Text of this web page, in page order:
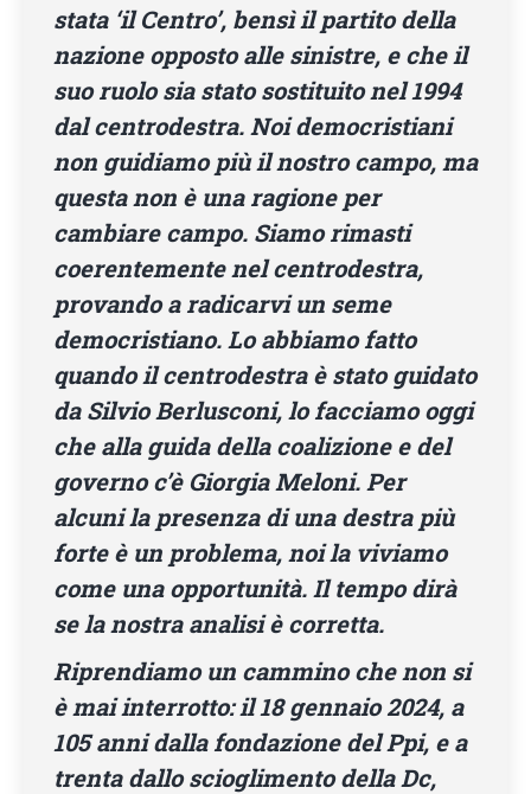
stata ‘il Centro’, bensì il partito della
nazione opposto alle sinistre, e che il
suo ruolo sia stato sostituito nel 1994
dal centrodestra. Noi democristiani
non guidiamo più il nostro campo, ma
questa non è una ragione per
cambiare campo. Siamo rimasti
coerentemente nel centrodestra,
provando a radicarvi un seme
democristiano. Lo abbiamo fatto
quando il centrodestra è stato guidato
da Silvio Berlusconi, lo facciamo oggi
che alla guida della coalizione e del
governo c’è Giorgia Meloni. Per
alcuni la presenza di una destra più
forte è un problema, noi la viviamo
come una opportunità. Il tempo dirà
se la nostra analisi è corretta.
Riprendiamo un cammino che non si
è mai interrotto: il 18 gennaio 2024, a
105 anni dalla fondazione del Ppi, e a
trenta dallo scioglimento della Dc,